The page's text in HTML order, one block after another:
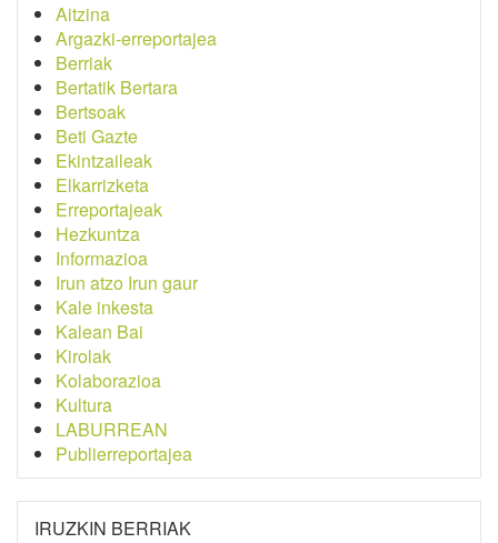
Aitzina
Argazki-erreportajea
Berriak
Bertatik Bertara
Bertsoak
Beti Gazte
Ekintzaileak
Elkarrizketa
Erreportajeak
Hezkuntza
Informazioa
Irun atzo Irun gaur
Kale inkesta
Kalean Bai
Kirolak
Kolaborazioa
Kultura
LABURREAN
Publierreportajea
IRUZKIN BERRIAK